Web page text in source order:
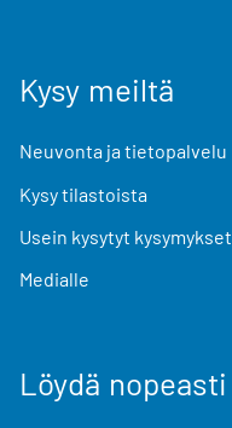
Kysy meiltä
Neuvonta ja tietopalvelu
Kysy tilastoista
Usein kysytyt kysymykset
Medialle
Löydä nopeasti